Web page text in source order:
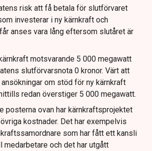
risk att få betala för slutförvaret
investerar i ny kärnkraft och
anses vara lång eftersom slutåret är
motsvarande 5 000 megawatt
slutförvarsnota 0 kronor. Värt att
om stöd för ny kärnkraft
redan överstiger 5 000 megawatt.
posterna ovan har kärnkraftsprojektet
kostnader. Det har exempelvis
som har fått ett kansli
medarbetare och det har utgått